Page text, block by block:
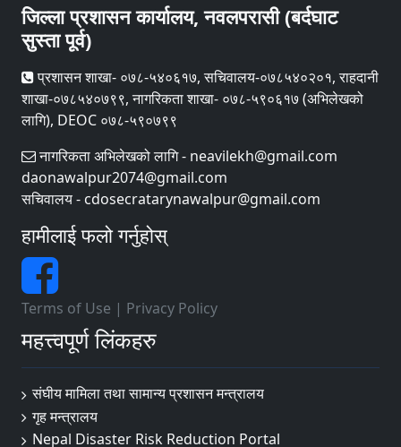
जिल्ला प्रशासन कार्यालय, नवलपरासी (बर्दघाट
सुस्ता पूर्व)
प्रशासन शाखा- ०७८-५४०६१७, सचिवालय-०७८५४०२०१, राहदानी
शाखा-०७८५४०७९९, नागरिकता शाखा- ०७८-५९०६१७ (अभिलेखको
लागि), DEOC ०७८-५९०७९९
नागरिकता अभिलेखको लागि - neavilekh@gmail.com
daonawalpur2074@gmail.com
सचिवालय - cdosecratarynawalpur@gmail.com
हामीलाई फलो गर्नुहोस्
Terms of Use | Privacy Policy
महत्त्वपूर्ण लिंकहरु
संघीय मामिला तथा सामान्य प्रशासन मन्त्रालय
गृह मन्त्रालय
Nepal Disaster Risk Reduction Portal